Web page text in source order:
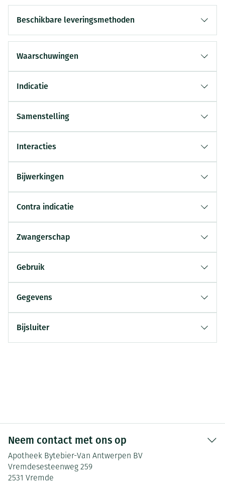
Beschikbare leveringsmethoden
Waarschuwingen
Indicatie
Samenstelling
Interacties
Bijwerkingen
Contra indicatie
Zwangerschap
Gebruik
Gegevens
Bijsluiter
Neem contact met ons op
Apotheek Bytebier-Van Antwerpen BV
Vremdesesteenweg 259
2531 Vremde